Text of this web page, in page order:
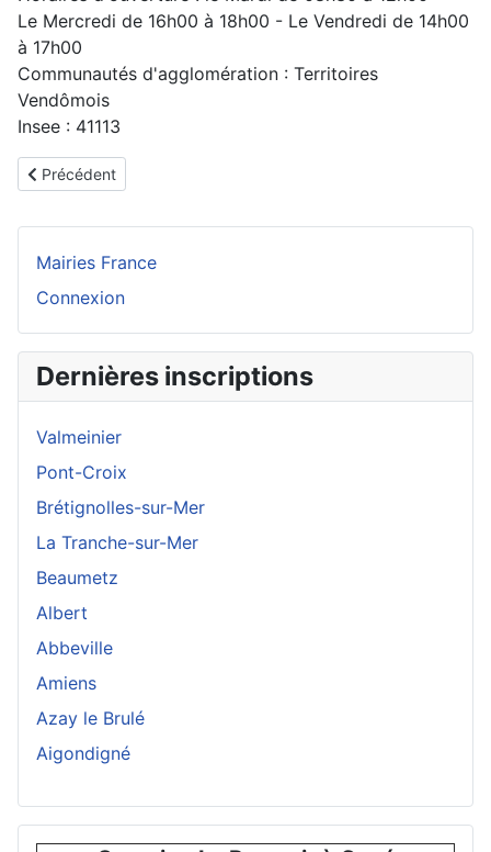
Le Mercredi de 16h00 à 18h00 - Le Vendredi de 14h00
à 17h00
Communautés d'agglomération : Territoires
Vendômois
Insee : 41113
Article précédent : Couëtron au Perche
Précédent
Mairies France
Connexion
Dernières inscriptions
Valmeinier
Pont-Croix
Brétignolles-sur-Mer
La Tranche-sur-Mer
Beaumetz
Albert
Abbeville
Amiens
Azay le Brulé
Aigondigné